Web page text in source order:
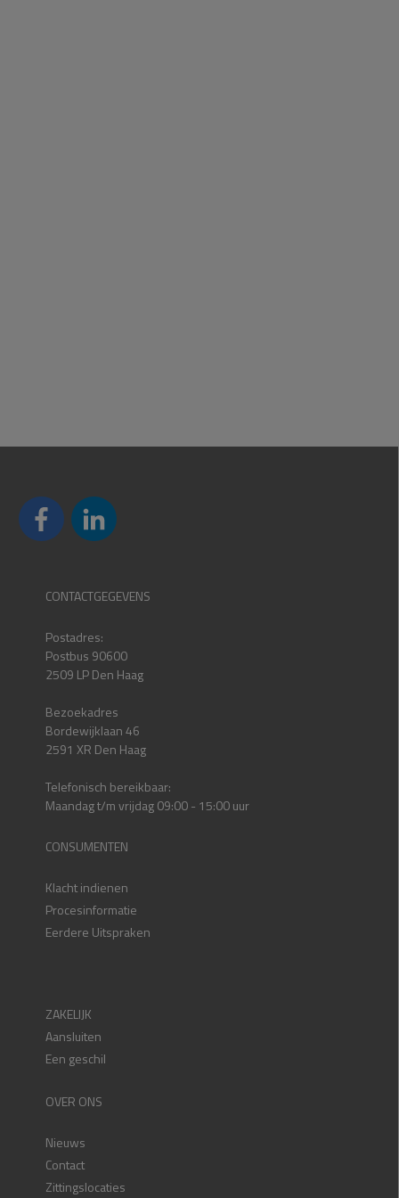
CONTACTGEGEVENS
Postadres:
Postbus 90600
2509 LP Den Haag
Bezoekadres
Bordewijklaan 46
2591 XR Den Haag
Telefonisch bereikbaar:
Maandag t/m vrijdag 09:00 - 15:00 uur
CONSUMENTEN
Klacht indienen
Procesinformatie
Eerdere Uitspraken
ZAKELIJK
Aansluiten
Een geschil
OVER ONS
Nieuws
Contact
Zittingslocaties